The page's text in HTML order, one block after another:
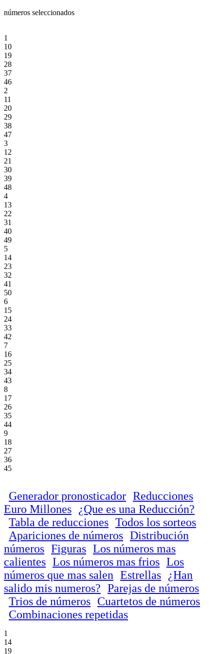
números seleccionados
1
10
19
28
37
46
2
11
20
29
38
47
3
12
21
30
39
48
4
13
22
31
40
49
5
14
23
32
41
50
6
15
24
33
42
7
16
25
34
43
8
17
26
35
44
9
18
27
36
45
Generador pronosticador Reducciones
Euro Millones
¿Que es una Reducción?
Tabla de reducciones Todos los sorteos
Apariciones de números Distribución
números Figuras Los números mas
calientes Los números mas frios Los
números que mas salen Estrellas
¿Han
salido mis numeros? Parejas de números
Trios de números Cuartetos de números
Combinaciones repetidas
1
14
19